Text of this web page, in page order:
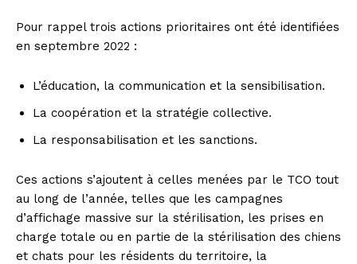
Pour rappel trois actions prioritaires ont été identifiées
en septembre 2022 :
L’éducation, la communication et la sensibilisation.
La coopération et la stratégie collective.
La responsabilisation et les sanctions.
Ces actions s’ajoutent à celles menées par le TCO tout
au long de l’année, telles que les campagnes
d’affichage massive sur la stérilisation, les prises en
charge totale ou en partie de la stérilisation des chiens
et chats pour les résidents du territoire, la